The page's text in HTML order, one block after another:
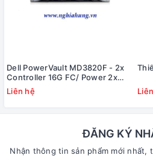
Dell PowerVault MD3820F - 2x
Controller 16G FC/ Power 2x
600W/ Rail kit
Liên hệ
ĐĂNG KÝ
Nhận thông tin sản phẩm mới nhất,